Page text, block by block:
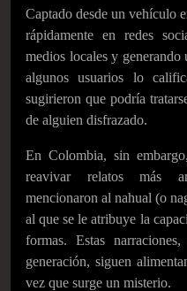
Captado desde un vehículo
rápidamente en redes
medios locales y
algunos usuarios lo
sugirieron que podría
de alguien disfrazado.
En Colombia, sin
reavivar relatos más
mencionaron al nahual (o
al que se le atribuye la
formas. Estas
generación, siguen
vez que surge un misterio.